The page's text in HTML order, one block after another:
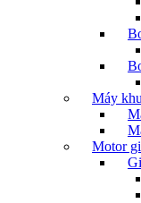
Máy
Motor